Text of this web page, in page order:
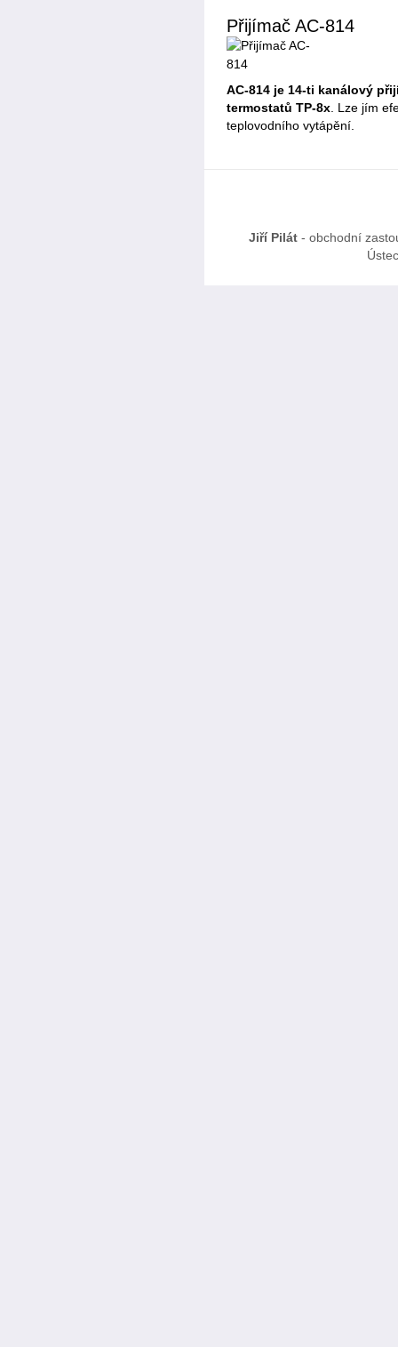
Přijímač AC-814
AC-814 je 14-ti kanálový
termostatů TP-8x . Lze jím
teplovodního vytápění.
Jiří Pilát - obchodní